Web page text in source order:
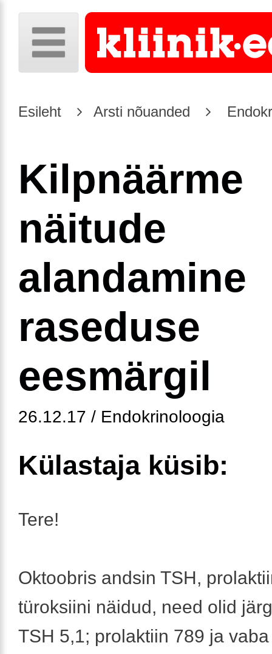
Esileht Arsti nõuanded
Kilpnäärme
näitude
alandamine
raseduse
eesmärgil
26.12.17 / Endokrinoloogia
Külastaja küsib:
Tere!
Oktoobris andsin TSH,
türoksiini näidud, need olid
TSH 5,1; prolaktiin 789 ja